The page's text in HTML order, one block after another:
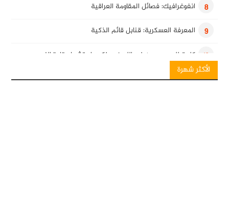
8 انفوغرافيك: فصائل المقاومة العراقية
9 المعرفة العسكرية: قنابل قائم الذكية
10 كلمة للسيد حسن نصرالله في ذكرى استشهاد قادة النصر
الأكثر شهرة